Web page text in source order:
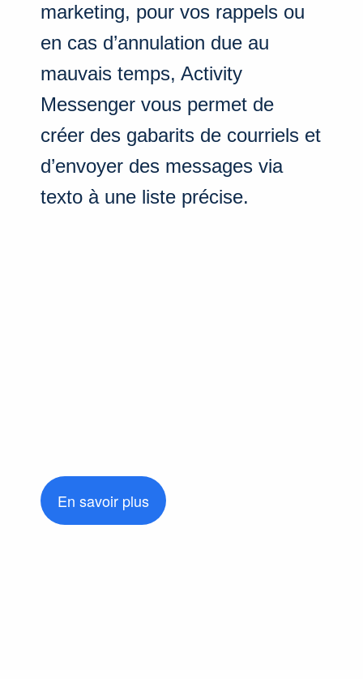
marketing, pour vos rappels ou
en cas d’annulation due au
mauvais temps, Activity
Messenger vous permet de
créer des gabarits de courriels et
d’envoyer des messages via
texto à une liste précise.
En savoir plus